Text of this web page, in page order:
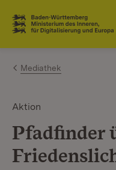
Zum Inhalt
Link zur Startseite
Mediathek
Aktion
Pfadfinder